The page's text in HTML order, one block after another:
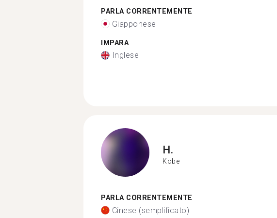
PARLA CORRENTEMENTE
Giapponese
IMPARA
Inglese
H.
Kobe
PARLA CORRENTEMENTE
Cinese (semplificato)